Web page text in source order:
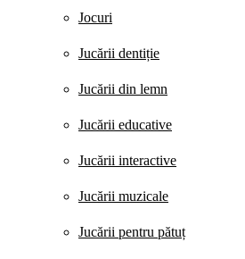
Jocuri
Jucării dentiție
Jucării din lemn
Jucării educative
Jucării interactive
Jucării muzicale
Jucării pentru pătuț